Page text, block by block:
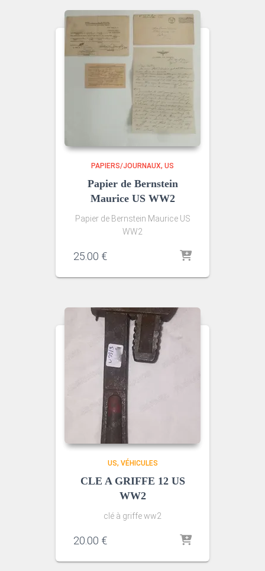
PAPIERS/JOURNAUX US
Papier de Bernstein
Maurice US WW2
Papier de Bernstein Maurice US
WW2
25.00 €
US VÉHICULES
CLE A GRIFFE 12 US
WW2
clé à griffe ww2
20.00 €